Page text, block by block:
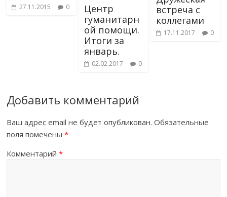
27.11.2015 0
Центр
гуманитарн
ой помощи.
Итоги за
январь.
02.02.2017 0
встреча с
коллегами
17.11.2017 0
Добавить комментарий
Ваш адрес email не будет опубликован. Обязательные
поля помечены*
Комментарий*